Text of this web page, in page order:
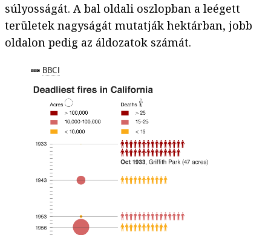
súlyosságát. A bal oldali oszlopban a leégett
területek nagyságát mutatják hektárban, jobb
oldalon pedig az áldozatok számát.